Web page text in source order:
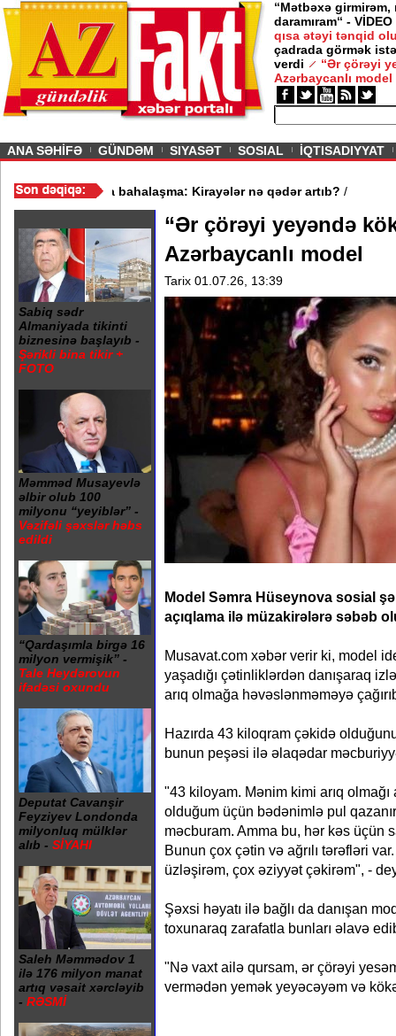
“Mətbəxə girmirəm,
daramıram“ - VİDEO
qısa ətəyi tənqid
çadrada görmək
verdi
“Ər çörəyi
Azərbaycanlı model
ANA SƏHİFƏ GÜNDƏM SIYASƏT SOSIAL İQTISADIYYAT
/Mənzil bazarında bahalaşma: Kirayələr nə qədər artıb?
Sabiq sədr
Almaniyada tikinti
biznesinə başlayıb -
Şərikli bina tikir +
FOTO
Məmməd Musayevlə
əlbir olub 100
milyonu “yeyiblər” -
Vəzifəli şəxslər həbs
edildi
“Qardaşımla birgə 16
milyon vermişik” -
Tale Heydərovun
ifadəsi oxundu
Deputat Cavanşir
Feyziyev Londonda
milyonluq mülklər
alıb - SİYAHI
Saleh Məmmədov 1
ilə 176 milyon manat
artıq vəsait xərcləyib
- RƏSMİ
“Ər çörəyi yeyəndə
Azərbaycanlı model
Tarix 01.07.26, 13:39
Model Səmra Hüseynova sosial
açıqlama ilə müzakirələrə səbəb
Musavat.com xəbər verir ki, model
yaşadığı çətinliklərdən danışaraq
arıq olmağa həvəslənməməyə
Hazırda 43 kiloqram çəkidə
bunun peşəsi ilə əlaqədar
"43 kiloyam. Mənim kimi arıq olmağı
olduğum üçün bədənimlə pul
məcburam. Amma bu, hər kəs üçün
Bunun çox çətin və ağrılı tərəfləri
üzləşirəm, çox əziyyət çəkirəm", -
Şəxsi həyatı ilə bağlı da danışan
toxunaraq zarafatla bunları əlavə
"Nə vaxt ailə qursam, ər çörəyi
vermədən yemək yeyəcəyəm və